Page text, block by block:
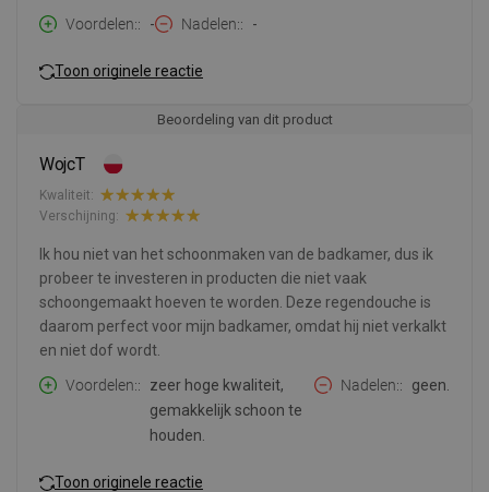
Voordelen:
- Nadelen: -
Toon originele reactie
Beoordeling van dit product
WojcT
Kwaliteit:
Verschijning:
Ik hou niet van het schoonmaken van de badkamer, dus ik
probeer te investeren in producten die niet vaak
schoongemaakt hoeven te worden. Deze regendouche is
daarom perfect voor mijn badkamer, omdat hij niet verkalkt
en niet dof wordt.
Voordelen:
zeer hoge kwaliteit,
gemakkelijk schoon te
houden.
Nadelen: geen.
Toon originele reactie